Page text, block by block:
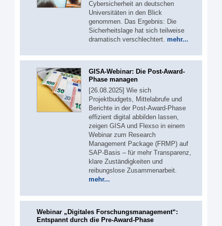
Cybersicherheit an deutschen
Universitäten in den Blick
genommen. Das Ergebnis: Die
Sicherheitslage hat sich teilweise
dramatisch verschlechtert. mehr...
GISA-Webinar: Die Post-Award-
Phase managen
[26.08.2025] Wie sich
Projektbudgets, Mittelabrufe und
Berichte in der Post-Award-Phase
effizient digital abbilden lassen,
zeigen GISA und Flexso in einem
Webinar zum Research
Management Package (FRMP) auf
SAP-Basis – für mehr Transparenz,
klare Zuständigkeiten und
reibungslose Zusammenarbeit.
mehr...
Webinar „Digitales Forschungs­management“:
Entspannt durch die Pre-Award-Phase